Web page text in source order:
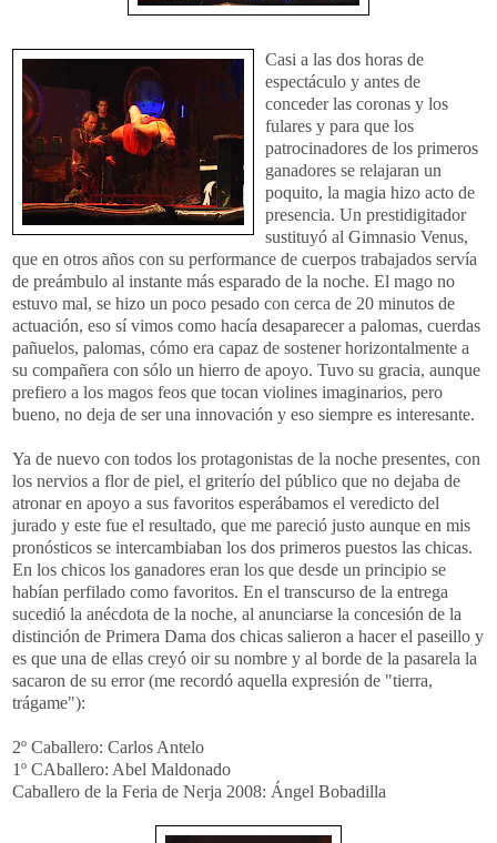
Casi a las dos horas de
espectáculo y antes de
conceder las coronas y los
fulares y para que los
patrocinadores de los primeros
ganadores se relajaran un
poquito, la magia hizo acto de
presencia. Un prestidigitador
sustituyó al Gimnasio Venus,
que en otros años con su performance de cuerpos trabajados servía
de preámbulo al instante más esparado de la noche. El mago no
estuvo mal, se hizo un poco pesado con cerca de 20 minutos de
actuación, eso sí vimos como hacía desaparecer a palomas, cuerdas
pañuelos, palomas, cómo era capaz de sostener horizontalmente a
su compañera con sólo un hierro de apoyo. Tuvo su gracia, aunque
prefiero a los magos feos que tocan violines imaginarios, pero
bueno, no deja de ser una innovación y eso siempre es interesante.
Ya de nuevo con todos los protagonistas de la noche presentes, con
los nervios a flor de piel, el griterío del público que no dejaba de
atronar en apoyo a sus favoritos esperábamos el veredicto del
jurado y este fue el resultado, que me pareció justo aunque en mis
pronósticos se intercambiaban los dos primeros puestos las chicas.
En los chicos los ganadores eran los que desde un principio se
habían perfilado como favoritos. En el transcurso de la entrega
sucedió la anécdota de la noche, al anunciarse la concesión de la
distinción de Primera Dama dos chicas salieron a hacer el paseillo y
es que una de ellas creyó oir su nombre y al borde de la pasarela la
sacaron de su error (me recordó aquella expresión de "tierra,
trágame"):
2º Caballero: Carlos Antelo
1º CAballero: Abel Maldonado
Caballero de la Feria de Nerja 2008: Ángel Bobadilla